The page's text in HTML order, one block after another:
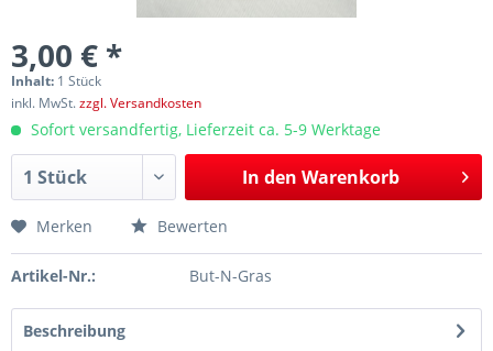
3,00 € *
Inhalt: 1 Stück
inkl. MwSt.zzgl. Versandkosten
Sofort versandfertig, Lieferzeit ca. 5-9 Werktage
In den Warenkorb
Merken Bewerten
Artikel-Nr.: But-N-Gras
Beschreibung